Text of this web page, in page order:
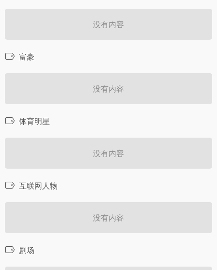
没有内容
富豪
没有内容
体育明星
没有内容
互联网人物
没有内容
剧场